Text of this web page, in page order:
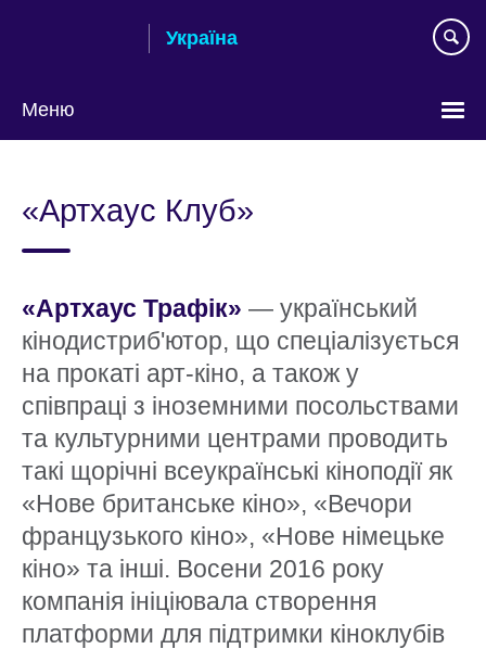
Україна
Меню
language
«Артхаус Клуб»
«Артхаус Трафік» — український
кінодистриб'ютор, що спеціалізується
на прокаті арт-кіно, а також у
співпраці з іноземними посольствами
та культурними центрами проводить
такі щорічні всеукраїнські кіноподії як
«Нове британське кіно», «Вечори
французького кіно», «Нове німецьке
кіно» та інші. Восени 2016 року
компанія ініціювала створення
платформи для підтримки кіноклубів